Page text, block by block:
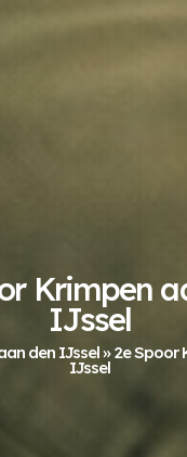
Krimpen
IJssel
den IJssel»2e Spoor
IJssel